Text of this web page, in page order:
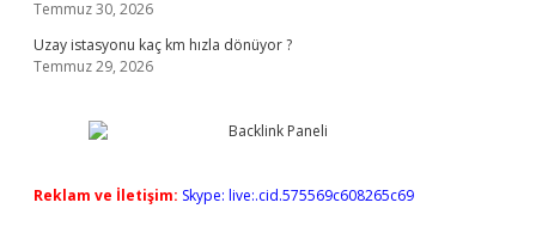
Temmuz 30, 2026
Uzay istasyonu kaç km hızla dönüyor ?
Temmuz 29, 2026
Reklam ve İletişim: Skype: live:.cid.575569c608265c69